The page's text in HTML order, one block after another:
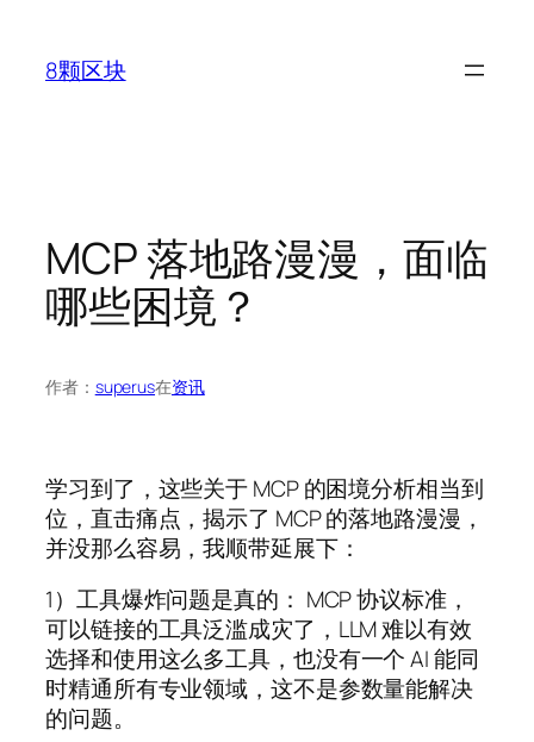
8颗区块
MCP 落地路漫漫，面临
哪些困境？
作者： superus在资讯
学习到了，这些关于 MCP 的困境分析相当到
位，直击痛点，揭示了 MCP 的落地路漫漫，
并没那么容易，我顺带延展下：
1）工具爆炸问题是真的： MCP 协议标准，
可以链接的工具泛滥成灾了，LLM 难以有效
选择和使用这么多工具，也没有一个 AI 能同
时精通所有专业领域，这不是参数量能解决
的问题。